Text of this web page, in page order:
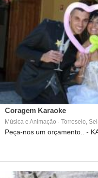
Coragem Karaoke
Música e Animação · Torroselo,
Peça-nos um orçamento.. -